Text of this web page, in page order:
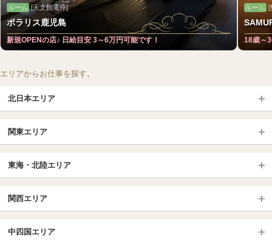
ルーム [天文館電停]
ポラリス鹿児島
新規OPENの店♪ 日給目安 3～6万円可能です！
ルーム [
18歳～
エリアからお仕事を探す。
北日本エリア
北海道（札幌・旭川・函館）
青森
岩手 (盛岡・北上)
福島 (いわき・郡山)
山形
長野・松本・上田
群馬（伊勢崎・高崎・前橋）
関東エリア
大宮・浦和・川口
越谷・春日部
千葉TOP
松戸・柏
東海・北陸エリア
愛知（名古屋）
岐阜県
関西エリア
中四国エリア